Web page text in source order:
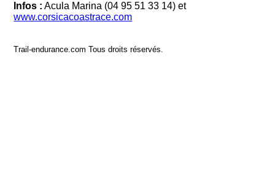
Infos : Acula Marina (04 95 51 33 14) et
www.corsicacoastrace.com
Trail-endurance.com Tous droits réservés.